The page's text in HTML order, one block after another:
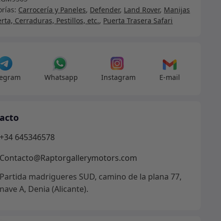
Carrocería y Paneles, Defender, Land Rover, Manijas
Cerraduras, Pestillos, etc., Puerta Trasera Safari
Whatsapp Instagram E-mail
+34 645346578
Contacto@Raptorgallerymotors.com
Partida madrigueres SUD, camino de la plana 77,
nave A, Denia (Alicante).